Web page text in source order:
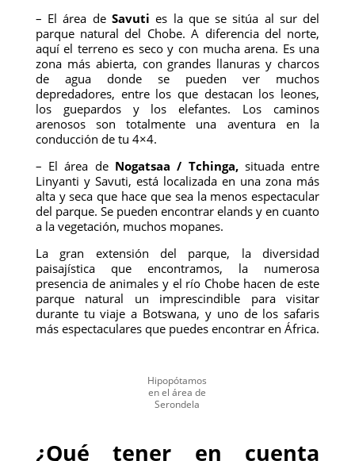
– El área de Savuties la que se sitúa al sur del
parque natural del Chobe. A diferencia del norte,
aquí el terreno es seco y con mucha arena. Es una
zona más abierta, con grandes llanuras y charcos
de agua donde se pueden ver muchos
depredadores, entre los que destacan los leones,
los guepardos y los elefantes. Los caminos
arenosos son totalmente una aventura en la
conducción de tu 4×4.
– El área de Nogatsaa / Tchinga, situada entre
Linyanti y Savuti, está localizada en una zona más
alta y seca que hace que sea la menos espectacular
del parque. Se pueden encontrar elands y en cuanto
a la vegetación, muchos mopanes.
La gran extensión del parque, la diversidad
paisajística que encontramos, la numerosa
presencia de animales y el río Chobe hacen de este
parque natural un imprescindible para visitar
durante tu viaje a Botswana, y uno de los safaris
más espectaculares que puedes encontrar en África.
Hipopótamos
en el área de
Serondela
¿Qué tener en cuenta